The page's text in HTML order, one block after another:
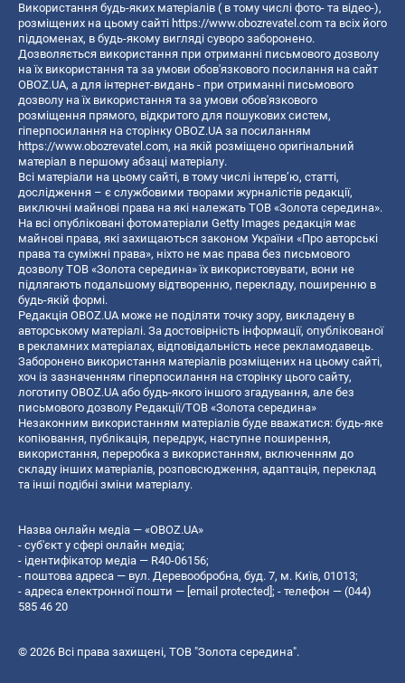
Використання будь-яких матеріалів ( в тому числі фото- та відео-),
розміщених на цьому сайті https://www.obozrevatel.com та всіх його
піддоменах, в будь-якому вигляді суворо заборонено.
Дозволяється використання при отриманні письмового дозволу
на їх використання та за умови обов'язкового посилання на сайт
OBOZ.UA, а для інтернет-видань - при отриманні письмового
дозволу на їх використання та за умови обов'язкового
розміщення прямого, відкритого для пошукових систем,
гіперпосилання на сторінку OBOZ.UA за посиланням
https://www.obozrevatel.com, на якій розміщено оригінальний
матеріал в першому абзаці матеріалу.
Всі матеріали на цьому сайті, в тому числі інтерв’ю, статті,
дослідження – є службовими творами журналістів редакції,
виключні майнові права на які належать ТОВ «Золота середина».
На всі опубліковані фотоматеріали Getty Images редакція має
майнові права, які захищаються законом України «Про авторські
права та суміжні права», ніхто не має права без письмового
дозволу ТОВ «Золота середина» їх використовувати, вони не
підлягають подальшому відтворенню, перекладу, поширенню в
будь-якій формі.
Редакція OBOZ.UA може не поділяти точку зору, викладену в
авторському матеріалі. За достовірність інформації, опублікованої
в рекламних матеріалах, відповідальність несе рекламодавець.
Заборонено використання матеріалів розміщених на цьому сайті,
хоч із зазначенням гіперпосилання на сторінку цього сайту,
логотипу OBOZ.UA або будь-якого іншого згадування, але без
письмового дозволу Редакції/ТОВ «Золота середина»
Незаконним використанням матеріалів буде вважатися: будь-яке
копiювання, публiкацiя, передрук, наступне поширення,
використання, переробка з використанням, включенням до
складу інших матеріалів, розповсюдження, адаптація, переклад
та інші подібні зміни матеріалу.
Назва онлайн медіа — «OBOZ.UA»
- суб'єкт у сфері онлайн медіа;
- ідентифікатор медіа — R40-06156;
- поштова адреса — вул. Деревообробна, буд. 7, м. Київ, 01013;
- адреса електронної пошти — [email protected] ; - телефон — (044)
585 46 20
© 2026 Всі права захищені, ТОВ "Золота середина".